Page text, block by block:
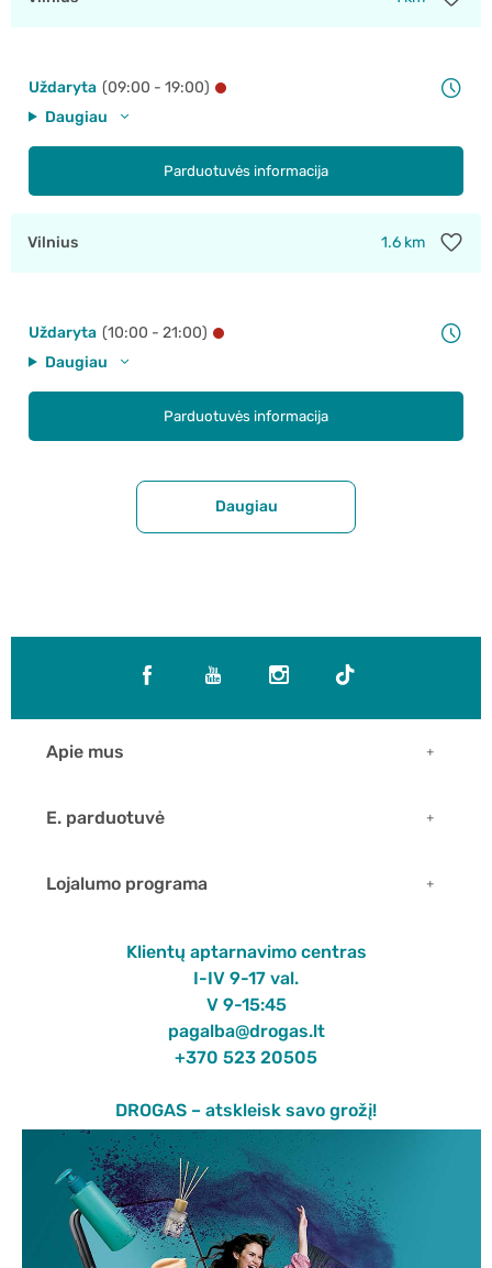
Uždaryta (09:00 - 19:00)
Daugiau
Parduotuvės informacija
Vilnius 1.6 km
Uždaryta (10:00 - 21:00)
Daugiau
Parduotuvės informacija
Daugiau
Apie mus
E. parduotuvė
Lojalumo programa
Klientų aptarnavimo centras
I-IV 9-17 val.
V 9-15:45
pagalba@drogas.lt
+370 523 20505
DROGAS – atskleisk savo grožį!